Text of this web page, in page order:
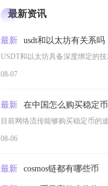
最新资讯
最新 usdt和以太坊有关系吗
08-07
最新 在中国怎么购买稳定币
08-06
最新 cosmos链都有哪些币